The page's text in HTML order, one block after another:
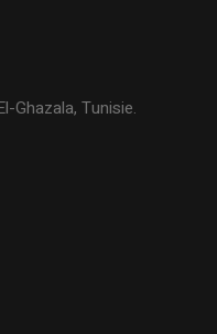
Ghazala, Tunisie.